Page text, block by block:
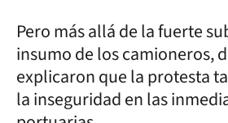
Pero más allá de la fuerte
insumo de los camioneros,
explicaron que la protesta
la inseguridad en las